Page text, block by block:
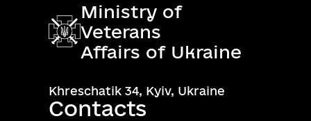
Ministry of
Veterans
Affairs of Ukraine
Khreschatik 34, Kyiv, Ukraine
Contacts